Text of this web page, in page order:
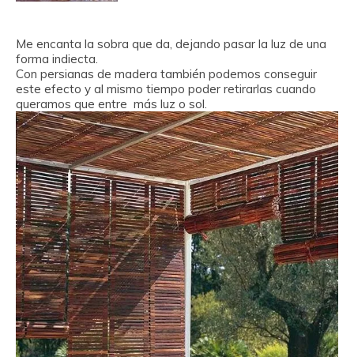
Me encanta la sobra que da, dejando pasar la luz de una
forma indiecta.
Con persianas de madera también podemos conseguir
este efecto y al mismo tiempo poder retirarlas cuando
queramos que entre más luz o sol.